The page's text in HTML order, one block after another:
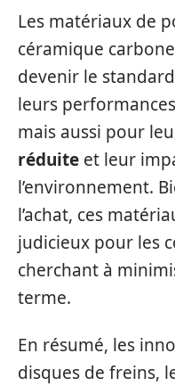
Les matériaux de
céramique
devenir le
leurs
mais aussi pour
réduite et leur
l’environnement.
l’achat, ces
judicieux pour les
cherchant à
terme.
En résumé, les
disques de freins,